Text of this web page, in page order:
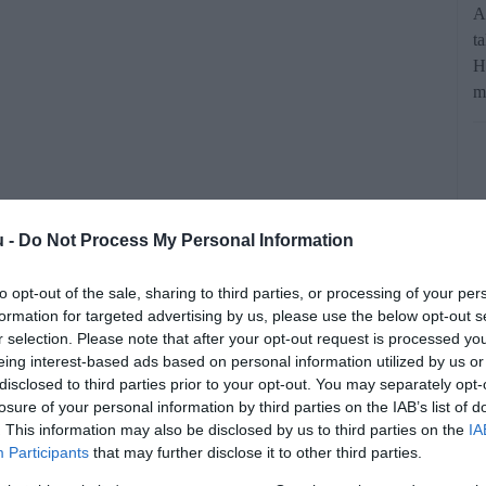
- Do Not Process My Personal Information
opt-out of the sale, sharing to third parties, or processing of your
for targeted advertising by us, please use the below opt-out
selection. Please note that after your opt-out request is processed
interest-based ads based on personal information utilized by us
to third parties prior to your opt-out. You may separately
of your personal information by third parties on the IAB’s list of
This information may also be disclosed by us to third parties on the
Participants that may further disclose it to other third parties.
hogy még mindig nem
három héttel a repülőút után.
forrásként a Google Keresőben!